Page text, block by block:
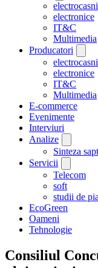
electronice
IT&C
Multimedia
Producatori
electronice
IT&C
Multimedia
E-commerce
Evenimente
Interviuri
Analize
Sinteza
Servicii
Telecom
soft
studii de
EcoGreen
Oameni
Tehnologie
Consiliul